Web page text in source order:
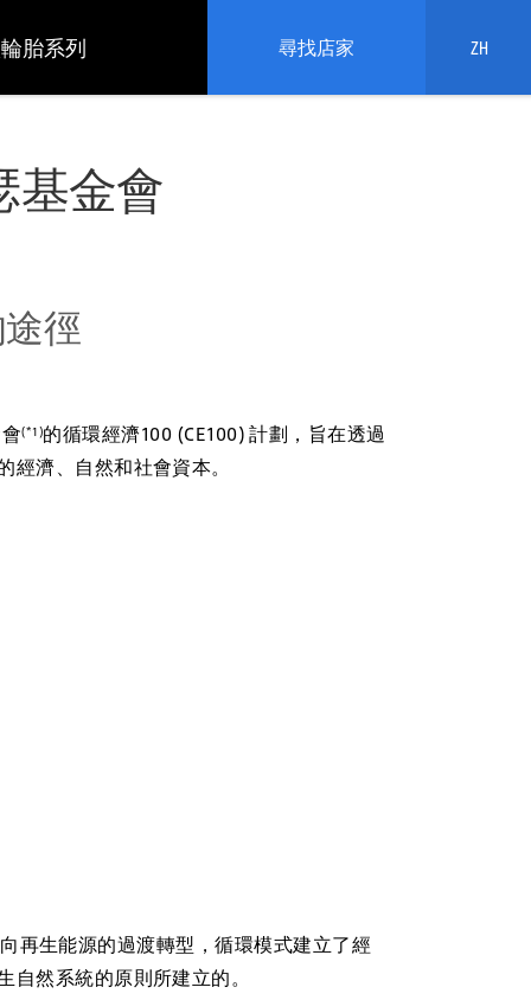
胎系列 尋找店家 ZH
基金會
徑
(*1)的循環經濟100 (CE100) 計劃，旨在透過
濟、自然和社會資本。
生能源的過渡轉型，循環模式建立了經
然系統的原則所建立的。